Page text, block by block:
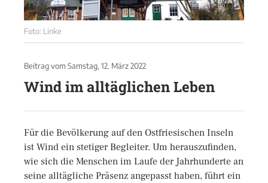
Foto: Linke
Beitrag vom Samstag, 12. März 2022
Wind im alltäglichen Leben
Für die Bevölkerung auf den Ostfriesischen Inseln
ist Wind ein stetiger Begleiter. Um herauszufinden,
wie sich die Menschen im Laufe der Jahrhunderte an
seine alltägliche Präsenz angepasst haben, führt ein